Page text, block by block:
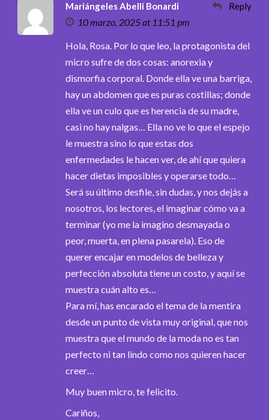
Mariángeles Abelli Bonardi
10 marzo, 2025 at 11:51 pm
Reply
Hola, Rosa. Por lo que leo, la protagonista del
micro sufre de dos cosas: anorexia y
dismorfia corporal. Donde ella ve una barriga,
hay un abdomen que es puras costillas; donde
ella ve un culo que es herencia de su madre,
casi no hay nalgas… Ella no ve lo que el espejo
le muestra sino lo que estas dos
enfermedades le hacen ver, de ahí que quiera
hacer dietas imposibles y operarse todo…
Será su último desfile, sin dudas, y nos dejás a
nosotros, los lectores, el imaginar cómo va a
terminar (yo me la imagino desmayada o
peor, muerta, en plena pasarela). Eso de
querer encajar en modelos de belleza y
perfección absoluta tiene un costo, y aquí se
muestra cuán alto es…
Para mí, has encarado el tema de la mentira
desde un punto de vista muy original, que nos
muestra que el mundo de la moda no es tan
perfecto ni tan lindo como nos quieren hacer
creer…
Muy buen micro, te felicito.
Cariños,